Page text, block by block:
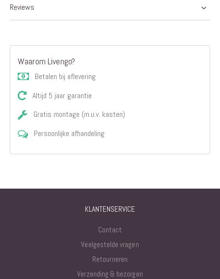
Reviews
Waarom Livengo?
Betalen bij aflevering
Altijd 5 jaar garantie
Gratis montage (m.u.v. kasten)
Persoonlijke afhandeling
KLANTENSERVICE
Contact
Veelgestelde vragen
Retourneren
Verzending & bezorgen